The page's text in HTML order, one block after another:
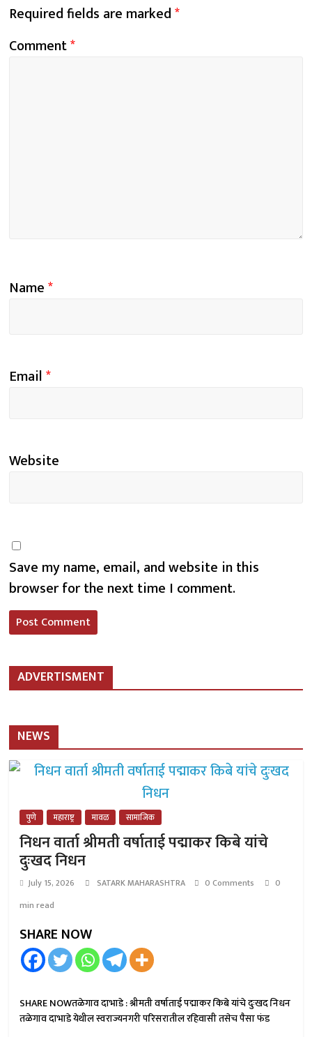
Required fields are marked*
Comment*
Name*
Email*
Website
Save my name, email, and website in this
browser for the next time I comment.
ADVERTISMENT
NEWS
पुणे महाराष्ट्र मावळ सामाजिक
निधन वार्ता श्रीमती वर्षाताई पद्माकर किबे यांचे
दुःखद निधन
July 15, 2026 SATARK MAHARASHTRA 0 Comments
0
min read
SHARE NOW
SHARE NOWतळेगाव दाभाडे : श्रीमती वर्षाताई पद्माकर किबे यांचे दुःखद निधन
तळेगाव दाभाडे येथील स्वराज्यनगरी परिसरातील रहिवासी तसेच पैसा फंड